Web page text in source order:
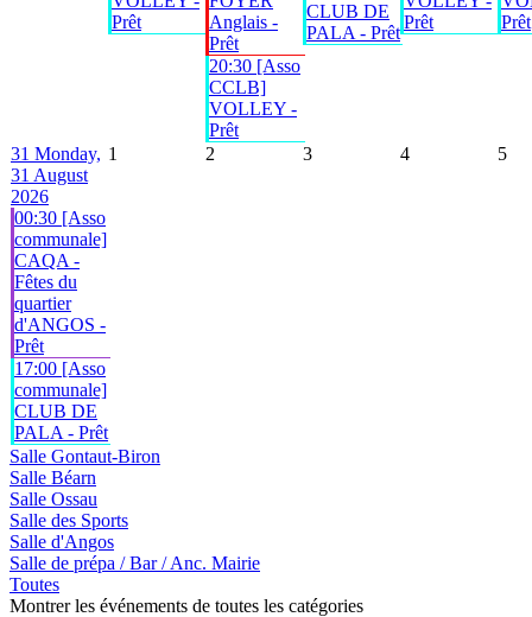
Prêt
Anglais -
Prêt
20:30 [Asso
CCLB]
VOLLEY -
Prêt
CLUB DE
PALA - Prêt
Prêt
Prêt
31 Monday,
31 August
2026
00:30 [Asso
communale]
CAQA -
Fêtes du
quartier
d'ANGOS -
Prêt
17:00 [Asso
communale]
CLUB DE
PALA - Prêt
1 2 3 4 5
Salle Gontaut-Biron
Salle Béarn
Salle Ossau
Salle des Sports
Salle d'Angos
Salle de prépa / Bar / Anc. Mairie
Toutes
Montrer les événements de toutes les catégories